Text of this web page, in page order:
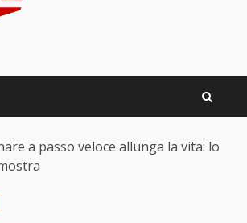
a passo veloce allunga la vita: lo